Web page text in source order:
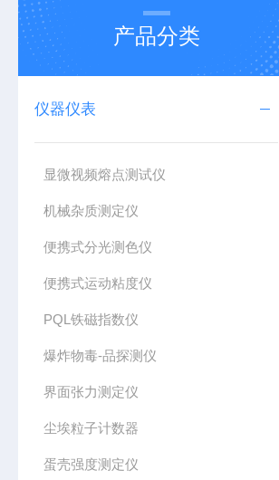
产品分类
仪器仪表
显微视频熔点测试仪
机械杂质测定仪
便携式分光测色仪
便携式运动粘度仪
PQL铁磁指数仪
爆炸物毒-品探测仪
界面张力测定仪
尘埃粒子计数器
蛋壳强度测定仪